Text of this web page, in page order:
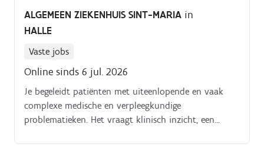
ALGEMEEN ZIEKENHUIS SINT-MARIA in
HALLE
Vaste jobs
Online sinds 6 jul. 2026
Je begeleidt patiënten met uiteenlopende en vaak
complexe medische en verpleegkundige
problematieken. Het vraagt klinisch inzicht, een